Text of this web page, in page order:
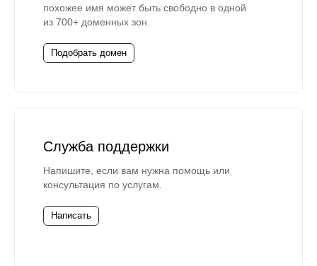
похожее имя может быть свободно в одной
из 700+ доменных зон.
Подобрать домен
Служба поддержки
Напишите, если вам нужна помощь или
консультация по услугам.
Написать